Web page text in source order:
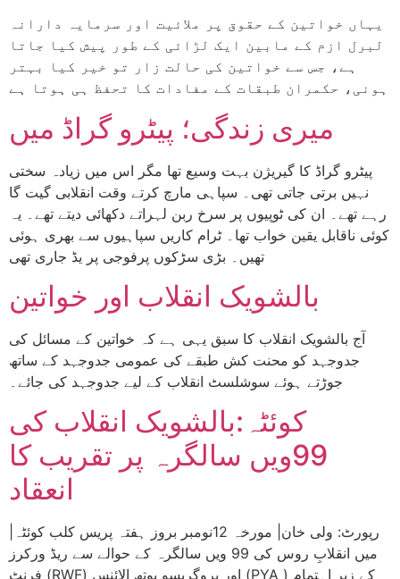
یہاں خواتین کے حقوق پر ملائیت اور سرمایہ دارانہ
لبرل ازم کے مابین ایک لڑائی کے طور پیش کیا جاتا
ہے، جس سے خواتین کی حالت زار تو خیر کیا بہتر
ہونی، حکمران طبقات کے مفادات کا تحفظ ہی ہوتا ہے
میری زندگی؛ پیٹرو گراڈ میں
پیٹرو گراڈ کا گیریژن بہت وسیع تھا مگر اس میں زیادہ سختی
نہیں برتی جاتی تھی۔ سپاہی مارچ کرتے وقت انقلابی گیت گا
رہے تھے۔ ان کی ٹوپیوں پر سرخ ربن لہراتے دکھائی دیتے تھے۔ یہ
کوئی ناقابل یقین خواب تھا۔ ٹرام کاریں سپاہیوں سے بھری ہوئی
تھیں۔ بڑی سڑکوں پرفوجی پر یڈ جاری تھی
بالشویک انقلاب اور خواتین
آج بالشویک انقلاب کا سبق یہی ہے کہ خواتین کے مسائل کی
جدوجہد کو محنت کش طبقے کی عمومی جدوجہد کے ساتھ
جوڑتے ہوئے سوشلسٹ انقلاب کے لیے جدوجہد کی جائے۔
کوئٹہ:بالشویک انقلاب کی
99ویں سالگرہ پر تقریب کا
انعقاد
میں انقلابِ روس کی 99 ویں سالگرہ کے حوالے سے ریڈ ورکرز
فرنٹ (RWF) اور پروگریسو یوتھ الائنس (PYA ) کے زیرِ اہتمام